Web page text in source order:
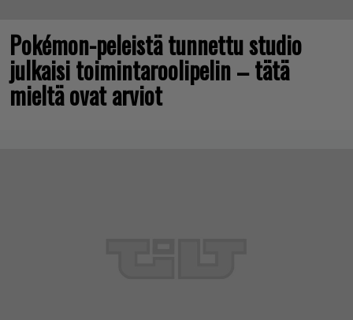
Pokémon-peleistä tunnettu studio
julkaisi toimintaroolipelin – tätä
mieltä ovat arviot